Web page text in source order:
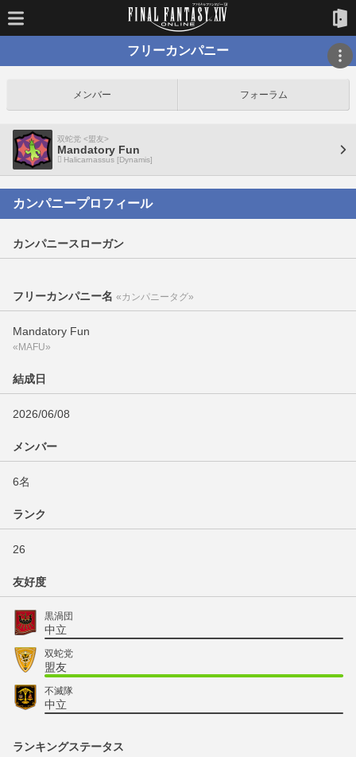
フリーカンパニー
メンバー フォーラム
双蛇党 <盟友>
Mandatory Fun
Halicarnassus [Dynamis]
カンパニープロフィール
カンパニースローガン
フリーカンパニー名 «カンパニータグ»
Mandatory Fun
«MAFU»
結成日
2026/06/08
メンバー
6名
ランク
26
友好度
黒渦団
中立
双蛇党
盟友
不滅隊
中立
ランキングステータス